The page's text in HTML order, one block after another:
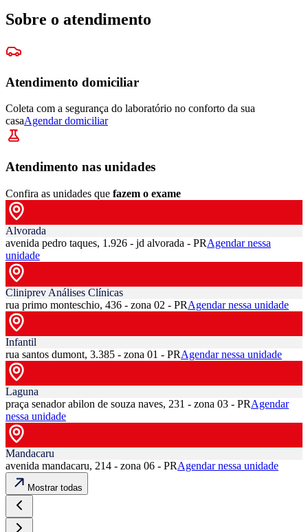
Sobre o atendimento
Atendimento domiciliar
Coleta com a segurança do laboratório no conforto da sua
casaAgendar domiciliar
Atendimento nas unidades
Confira as unidades que fazem o exame
Alvorada
avenida pedro taques, 1.926 - jd alvorada - PRAgendar nessa
unidade
Cliniprev Análises Clínicas
rua primo monteschio, 436 - zona 02 - PRAgendar nessa unidade
Infantil
rua santos dumont, 3.385 - zona 01 - PRAgendar nessa unidade
Laguna
praça senador abilon de souza naves, 231 - zona 03 - PRAgendar
nessa unidade
Mandacaru
avenida mandacaru, 214 - zona 06 - PRAgendar nessa unidade
Mostrar todas